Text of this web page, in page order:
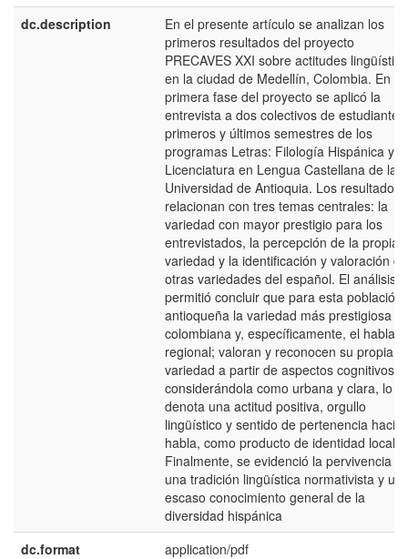
dc.description
En el presente artículo se analizan los
primeros resultados del proyecto
PRECAVES XXI sobre actitudes
en la ciudad de Medellín, Colombia. En
primera fase del proyecto se aplicó la
entrevista a dos colectivos de
primeros y últimos semestres de los
programas Letras: Filología Hispánica y
Licenciatura en Lengua Castellana de la
Universidad de Antioquia. Los resultados
relacionan con tres temas centrales: la
variedad con mayor prestigio para los
entrevistados, la percepción de la propia
variedad y la identificación y valoración de
otras variedades del español. El análisis
permitió concluir que para esta población
antioqueña la variedad más prestigiosa
colombiana y, específicamente, el habla
regional; valoran y reconocen su propia
variedad a partir de aspectos cognitivos,
considerándola como urbana y clara, lo
denota una actitud positiva, orgullo
lingüístico y sentido de pertenencia hacia
habla, como producto de identidad local.
Finalmente, se evidenció la pervivencia
una tradición lingüística normativista y un
escaso conocimiento general de la
diversidad hispánica
dc.format
application/pdf